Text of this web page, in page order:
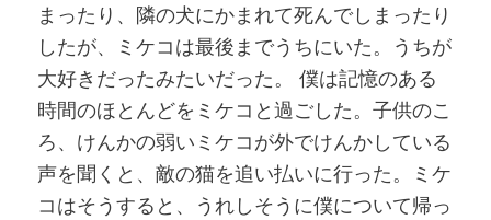
まったり、隣の犬にかまれて死んでしまったり
したが、ミケコは最後までうちにいた。うちが
大好きだったみたいだった。 僕は記憶のある
時間のほとんどをミケコと過ごした。子供のこ
ろ、けんかの弱いミケコが外でけんかしている
声を聞くと、敵の猫を追い払いに行った。ミケ
コはそうすると、うれしそうに僕について帰っ